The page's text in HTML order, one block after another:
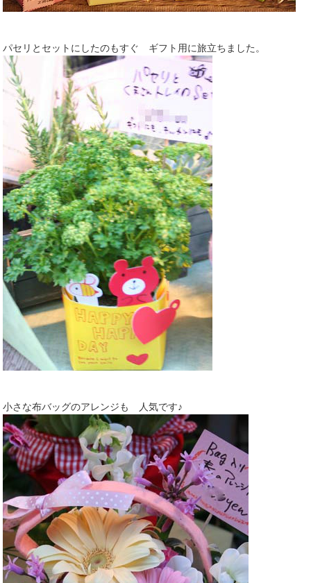
パセリとセットにしたのもすぐ ギフト用に旅立ちました。
小さな布バッグのアレンジも 人気です♪